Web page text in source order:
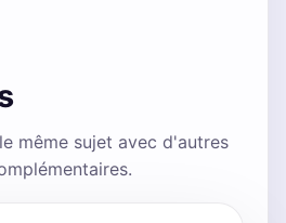
même sujet avec d'autres